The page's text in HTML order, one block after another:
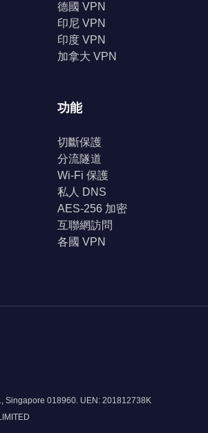
德國 VPN
印尼 VPN
印度 VPN
加拿大 VPN
功能
切斷保護
分流隧道
Wi-Fi 保護
私人 DNS
AES-256 加密
互聯網訪問
各國 VPN
Singapore 018960. UEN: 201812738K